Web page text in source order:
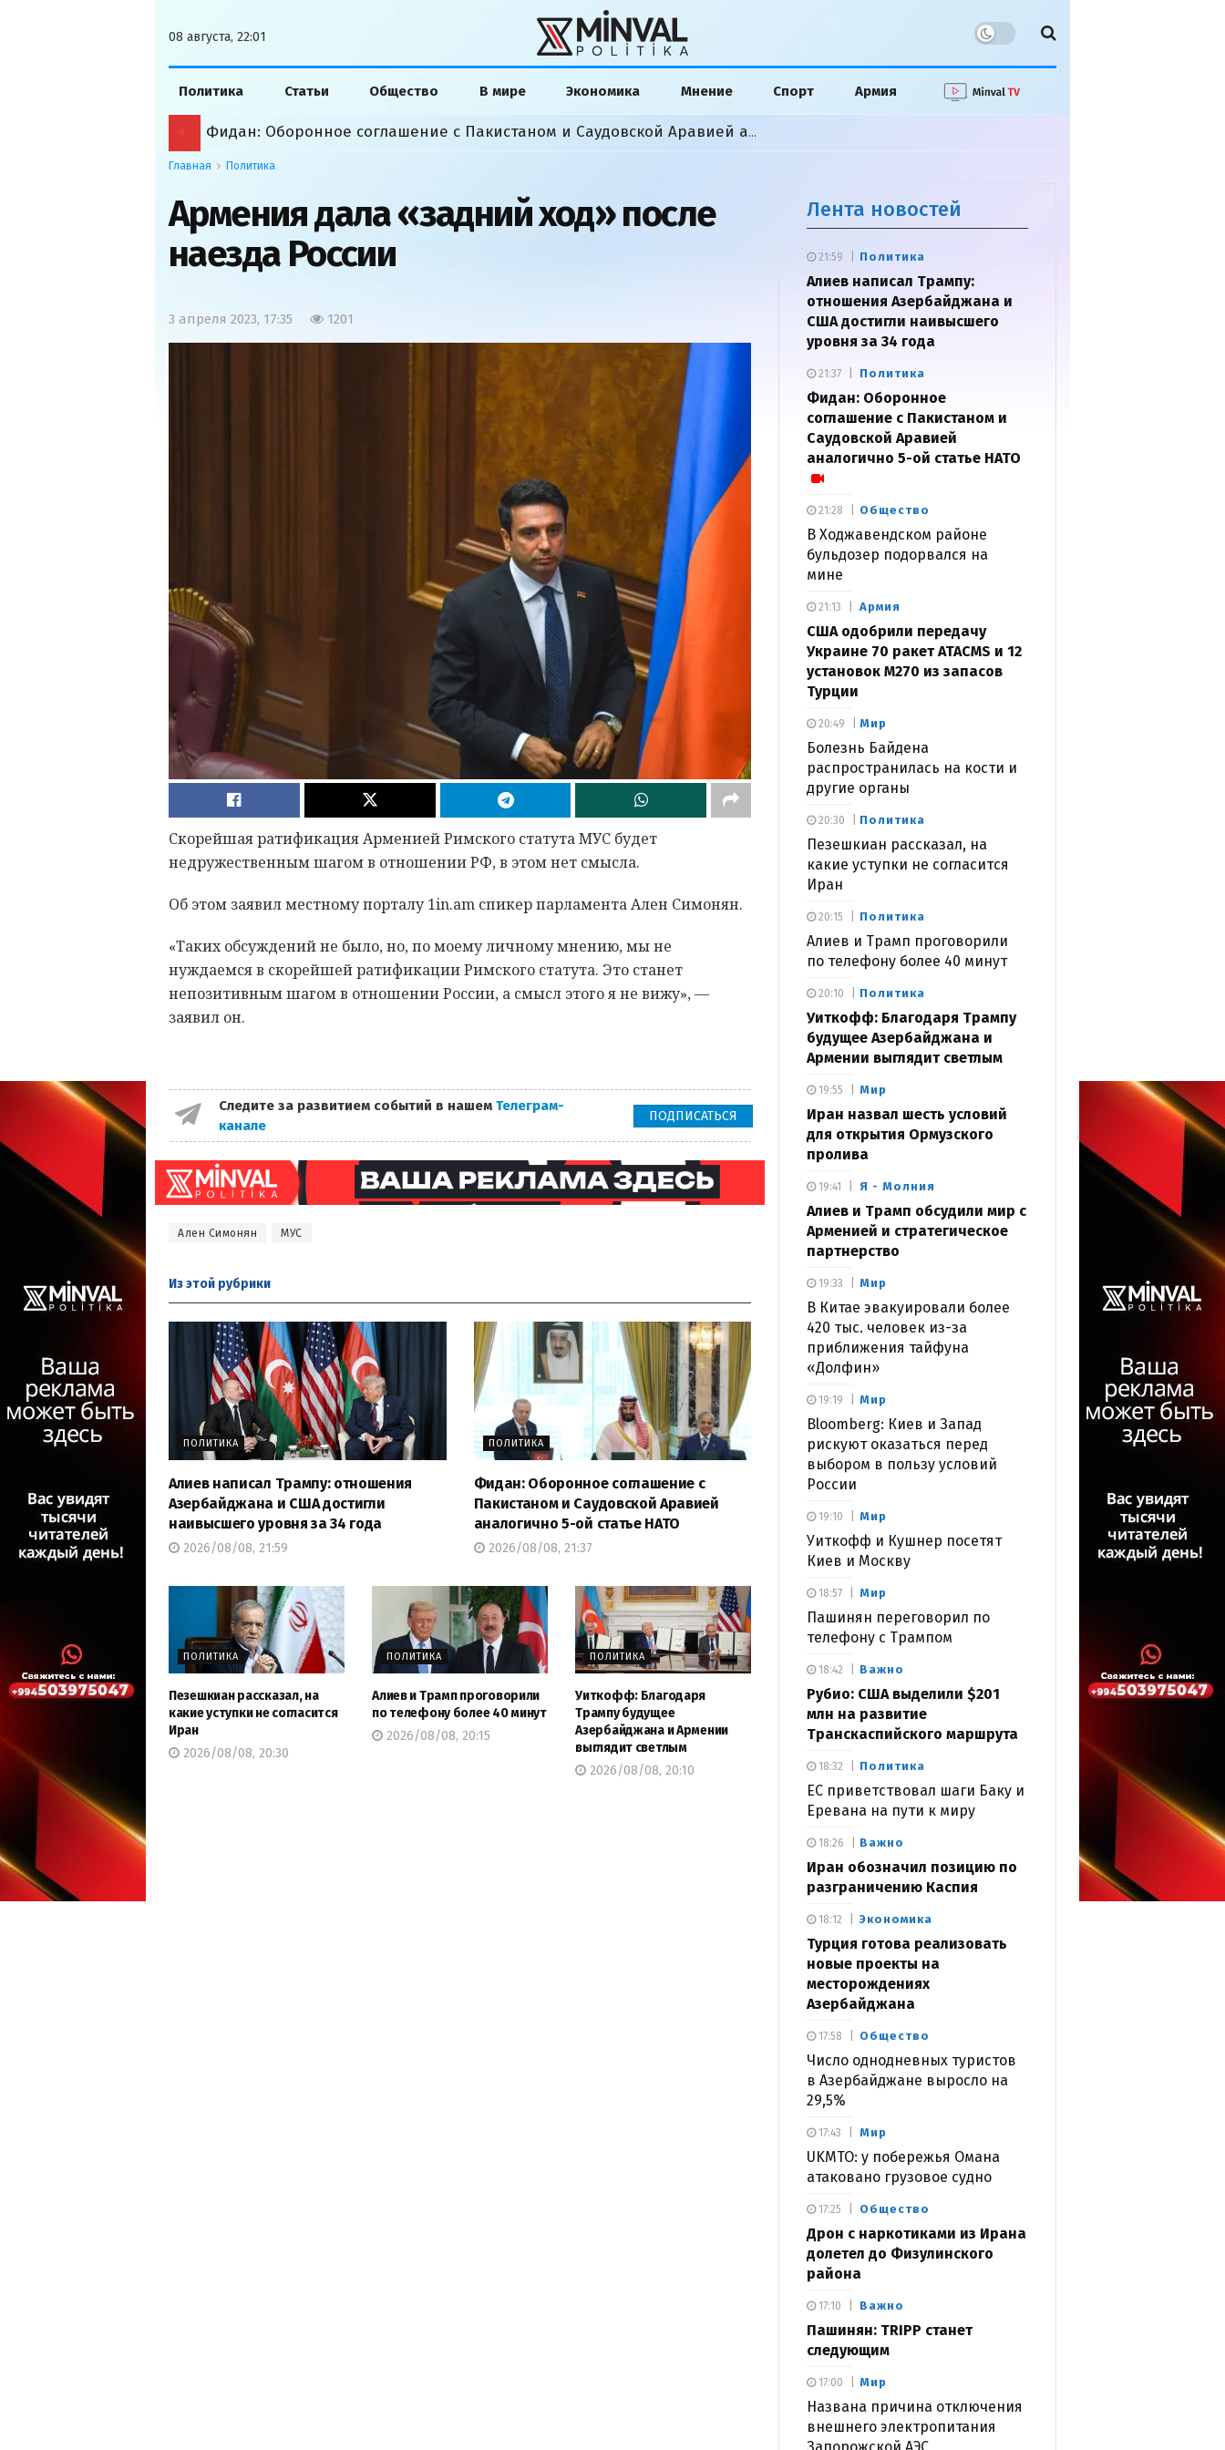
08 августа, 22:01
Политика Статьи Общество В мире Экономика Мнение Спорт Армия
Фидан: Оборонное соглашение с Пакистаном и Саудовской Аравией аналогично 5-ой статье НАТО
Главная Политика
Армения дала «задний ход» после
наезда России
3 апреля 2023, 17:35 1201
Скорейшая ратификация Арменией Римского статута МУС будет
недружественным шагом в отношении РФ, в этом нет смысла.
Об этом заявил местному порталу 1in.am спикер парламента Ален Симонян.
«Таких обсуждений не было, но, по моему личному мнению, мы не
нуждаемся в скорейшей ратификации Римского статута. Это станет
непозитивным шагом в отношении России, а смысл этого я не вижу», —
заявил он.
Следите за развитием событий в нашем Телеграм-
канале
ПОДПИСАТЬСЯ
Ален Симонян МУС
Из этой рубрики
ПОЛИТИКА
Алиев написал Трампу: отношения
Азербайджана и США достигли
наивысшего уровня за 34 года
2026/08/08, 21:59
ПОЛИТИКА
Фидан: Оборонное соглашение с
Пакистаном и Саудовской Аравией
аналогично 5-ой статье НАТО
2026/08/08, 21:37
ПОЛИТИКА
Пезешкиан рассказал, на
какие уступки не согласится
Иран
2026/08/08, 20:30
ПОЛИТИКА
Алиев и Трамп проговорили
по телефону более 40 минут
2026/08/08, 20:15
ПОЛИТИКА
Уиткофф: Благодаря
Трампу будущее
Азербайджана и Армении
выглядит светлым
2026/08/08, 20:10
Лента новостей
Политика
Алиев написал Трампу:
отношения Азербайджана и
США достигли наивысшего
уровня за 34 года
21:59
Политика
Фидан: Оборонное
соглашение с Пакистаном и
Саудовской Аравией
аналогично 5-ой статье НАТО
21:37
Общество
В Ходжавендском районе
бульдозер подорвался на
мине
21:28
Армия
США одобрили передачу
Украине 70 ракет ATACMS и 12
установок M270 из запасов
Турции
21:13
Мир
Болезнь Байдена
распространилась на кости и
другие органы
20:49
Политика
Пезешкиан рассказал, на
какие уступки не согласится
Иран
20:30
Политика
Алиев и Трамп проговорили
по телефону более 40 минут
20:15
Политика
Уиткофф: Благодаря Трампу
будущее Азербайджана и
Армении выглядит светлым
20:10
Мир
Иран назвал шесть условий
для открытия Ормузского
пролива
19:55
Я - Молния
Алиев и Трамп обсудили мир с
Арменией и стратегическое
партнерство
19:41
Мир
В Китае эвакуировали более
420 тыс. человек из-за
приближения тайфуна
«Долфин»
19:33
Мир
Bloomberg: Киев и Запад
рискуют оказаться перед
выбором в пользу условий
России
19:19
Мир
Уиткофф и Кушнер посетят
Киев и Москву
19:10
Мир
Пашинян переговорил по
телефону с Трампом
18:57
Важно
Рубио: США выделили $201
млн на развитие
Транскаспийского маршрута
18:42
Политика
ЕС приветствовал шаги Баку и
Еревана на пути к миру
18:32
Важно
Иран обозначил позицию по
разграничению Каспия
18:26
Экономика
Турция готова реализовать
новые проекты на
месторождениях
Азербайджана
18:12
Общество
Число однодневных туристов
в Азербайджане выросло на
29,5%
17:58
Мир
UKMTO: у побережья Омана
атаковано грузовое судно
17:43
Общество
Дрон с наркотиками из Ирана
долетел до Физулинского
района
17:25
Важно
Пашинян: TRIPP станет
следующим
17:10
Мир
Названа причина отключения
внешнего электропитания
17:00